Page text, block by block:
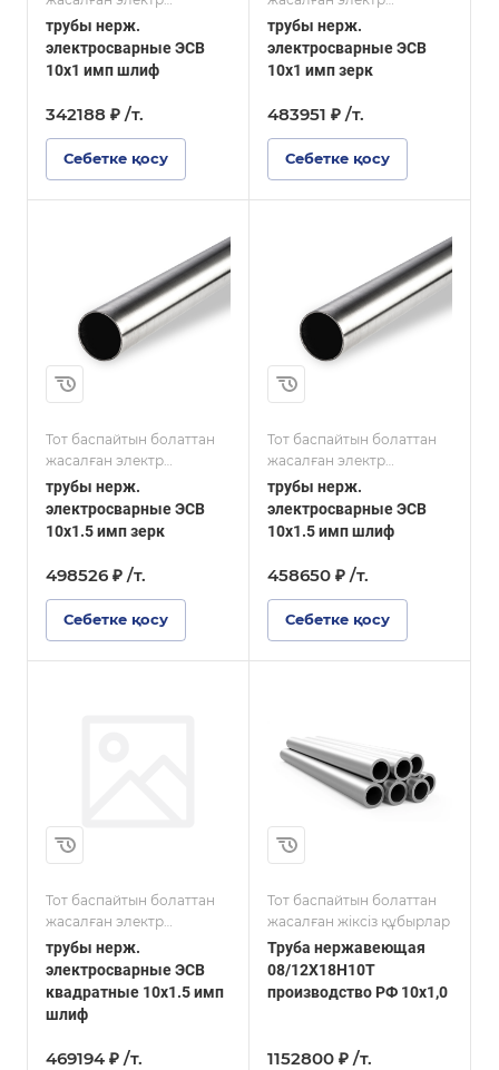
дәнекерленген құбырлар
AISI
трубы нерж.
электросварные ЭСВ
10x1 имп шлиф
342188 ₽ /т.
Себетке қосу
дәнекерленген құбырлар
AISI
трубы нерж.
электросварные ЭСВ
10x1 имп зерк
483951 ₽ /т.
Себетке қосу
Тот баспайтын болаттан
жасалған электр
дәнекерленген құбырлар
AISI
трубы нерж.
электросварные ЭСВ
10x1.5 имп зерк
498526 ₽ /т.
Себетке қосу
(08Х18Н10)
Размер, мм
ұзындығы
Тот баспайтын болаттан
жасалған электр
дәнекерленген құбырлар
AISI
трубы нерж.
электросварные ЭСВ
10x1.5 имп шлиф
458650 ₽ /т.
Себетке қосу
Тот баспайтын болаттан
жасалған электр
дәнекерленген құбырлар
AISI шаршы
трубы нерж.
электросварные ЭСВ
квадратные 10x1.5 имп
шлиф
469194 ₽ /т.
Тот баспайтын болаттан
жасалған жіксіз құбырлар
Труба нержавеющая
08/12Х18Н10Т
производство РФ 10х1,0
1152800 ₽ /т.